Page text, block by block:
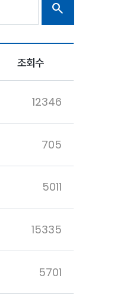
조회수
12346
705
5011
15335
5701